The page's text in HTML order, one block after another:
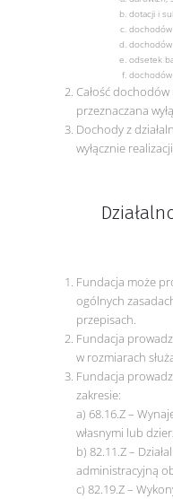
dotacji i
odsetek
dochodów
Całość
przeznaczana
Dochody z
wyłącznie
Fundacja może
ogólnych
przepisach.
Fundacja
w rozmiarach
Fundacja
zakresie:
a) 68.16.Z –
własnymi lub
b) 82.11.Z –
administracyjną
c) 82.19.Z –